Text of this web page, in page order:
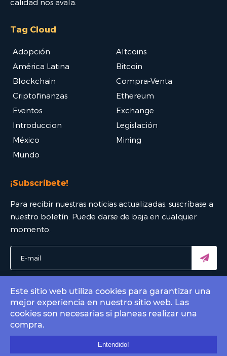
calidad nos avala.
Tag Cloud
Adopción
Altcoins
América Latina
Bitcoin
Blockchain
Compra-Venta
Criptofinanzas
Ethereum
Eventos
Exchange
Introduccion
Legislación
México
Mining
Mundo
¡Subscríbete!
Para recibir nuestras noticias actualizadas, suscríbase a
nuestro boletín. Puede darse de baja en cualquier
momento.
© 2022 Bitcoin Mexico - El mejor portal Bitcoin. All rights
Contact by emailinfo@bitcoin.com.mx.
Este sitio web utiliza cookies para garantizar una
mejor experiencia en nuestro sitio web. Las
cookies son necesarias si planeas realizar una
compra.
Entendido!